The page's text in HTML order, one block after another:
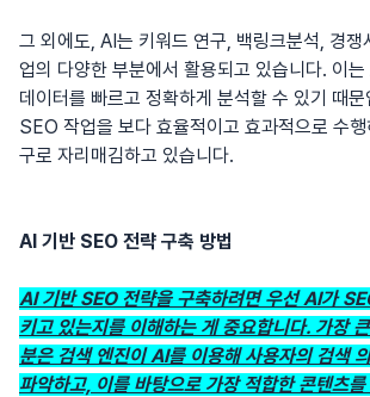
그 외에도, AI는 키워드 연구, 백링크분석, 경
업의 다양한 부분에서 활용되고 있습니다. 이는
데이터를 빠르고 정확하게 분석할 수 있기 때
SEO 작업을 보다 효율적이고 효과적으로 수
구로 자리매김하고 있습니다.
AI 기반 SEO 전략 구축 방법
AI 기반 SEO 전략을 구축하려면 우선 AI가
키고 있는지를 이해하는 게 중요합니다. 가장
분은 검색 엔진이 AI를 이용해 사용자의 검색
파악하고, 이를 바탕으로 가장 적합한 콘텐츠